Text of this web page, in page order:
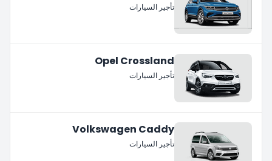
تأجير السيارات
Opel Crossland
تأجير السيارات
Volkswagen Caddy
تأجير السيارات